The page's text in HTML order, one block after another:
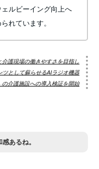
ルビーイング向上へ
れています。
護現場の働きやすさを目指し
として蘇らせるAIラジオ機器
の介護施設への導入検証を開始
あるね。